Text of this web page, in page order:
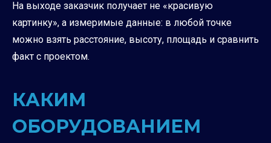
На выходе заказчик получает не «красивую
картинку», а измеримые данные: в любой точке
можно взять расстояние, высоту, площадь и сравнить
факт с проектом.
КАКИМ
ОБОРУДОВАНИЕМ